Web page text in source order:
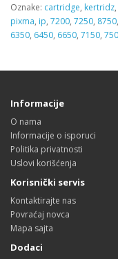
Oznake: cartridge, kertridz,
pixma, ip, 7200, 7250, 8750,
6350, 6450, 6650, 7150,
Informacije
O nama
Informacije o isporuci
Politika privatnosti
Uslovi korišćenja
Korisnički servis
Kontaktirajte nas
Povraćaj novca
Mapa sajta
Dodaci